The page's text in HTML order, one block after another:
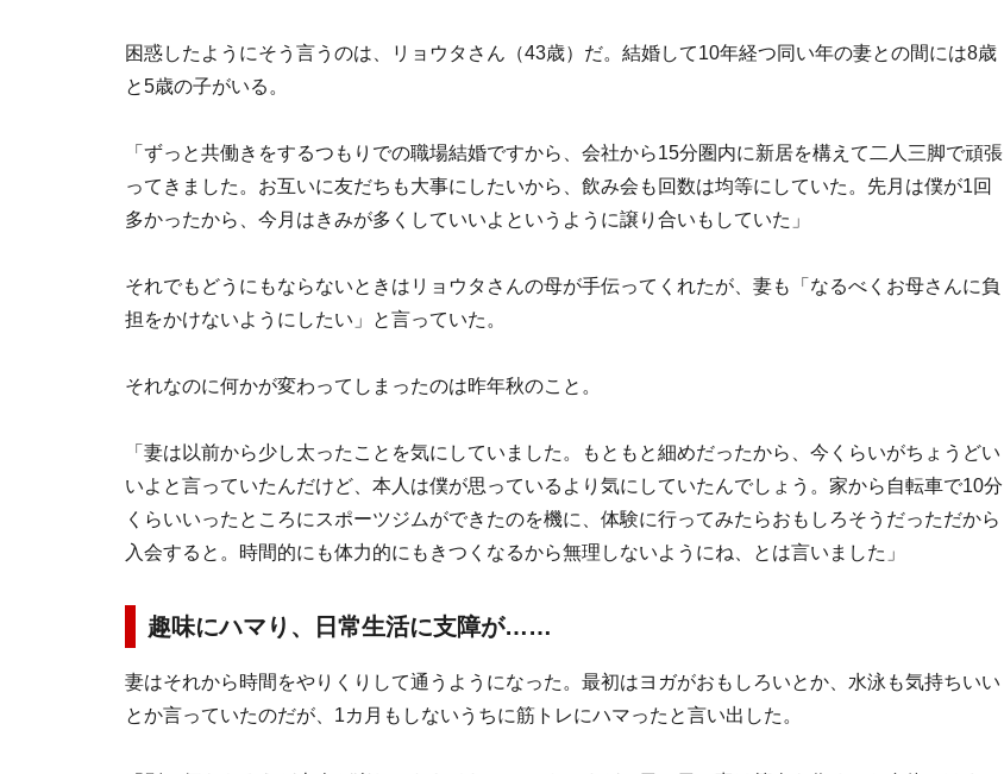
困惑したようにそう言うのは、リョウタさん（43歳）だ。結婚して10年経つ同い年の妻との間には8歳
と5歳の子がいる。
「ずっと共働きをするつもりでの職場結婚ですから、会社から15分圏内に新居を構えて二人三脚で頑張
ってきました。お互いに友だちも大事にしたいから、飲み会も回数は均等にしていた。先月は僕が1回
多かったから、今月はきみが多くしていいよというように譲り合いもしていた」
それでもどうにもならないときはリョウタさんの母が手伝ってくれたが、妻も「なるべくお母さんに負
担をかけないようにしたい」と言っていた。
それなのに何かが変わってしまったのは昨年秋のこと。
「妻は以前から少し太ったことを気にしていました。もともと細めだったから、今くらいがちょうどい
いよと言っていたんだけど、本人は僕が思っているより気にしていたんでしょう。家から自転車で10分
くらいいったところにスポーツジムができたのを機に、体験に行ってみたらおもしろそうだっただから
入会すると。時間的にも体力的にもきつくなるから無理しないようにね、とは言いました」
趣味にハマり、日常生活に支障が……
妻はそれから時間をやりくりして通うようになった。最初はヨガがおもしろいとか、水泳も気持ちいい
とか言っていたのだが、1カ月もしないうちに筋トレにハマったと言い出した。